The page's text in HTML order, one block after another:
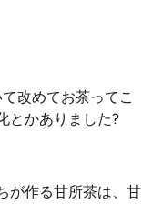
改めてお茶ってこ
とかありました?
が作る甘所茶は、甘